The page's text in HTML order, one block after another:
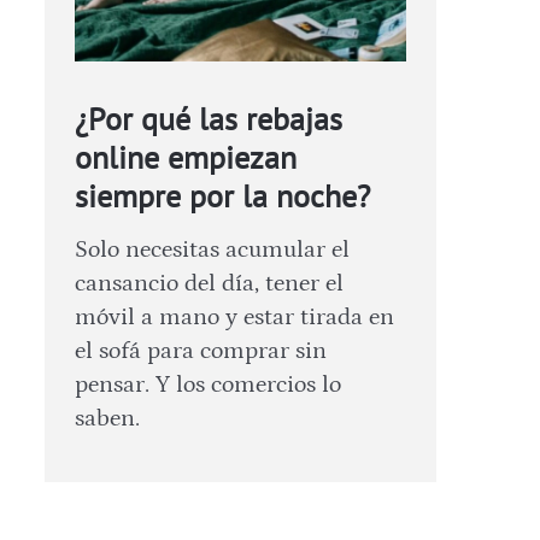
¿Por qué las rebajas
online empiezan
siempre por la noche?
Solo necesitas acumular el
cansancio del día, tener el
móvil a mano y estar tirada en
el sofá para comprar sin
pensar. Y los comercios lo
saben.